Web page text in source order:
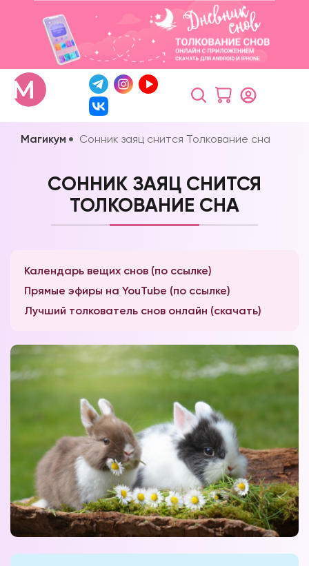
Магикум Сонник заяц снится Толкование сна
СОННИК ЗАЯЦ СНИТСЯ
ТОЛКОВАНИЕ СНА
Календарь вещих снов (по ссылке)
Прямые эфиры на YouTube (по ссылке)
Лучший толкователь снов онлайн (скачать)